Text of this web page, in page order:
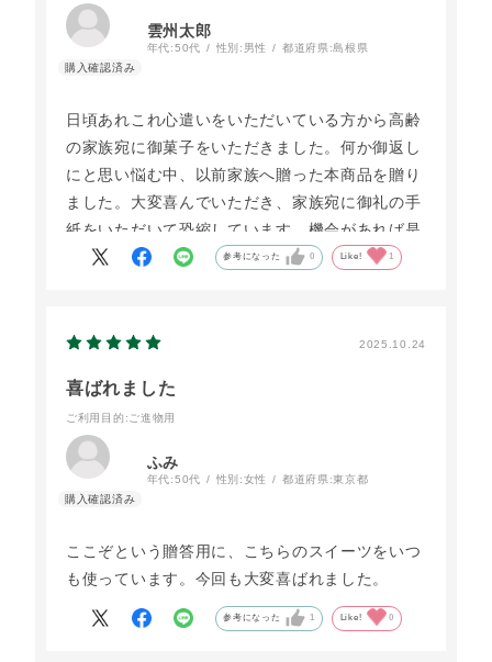
雲州太郎
年代:50代 性別: 男性 都道府県:島根県
日頃あれこれ心遣いをいただいている方から高齢
の家族宛に御菓子をいただきました。何か御返し
にと思い悩む中、以前家族へ贈った本商品を贈り
ました。大変喜んでいただき、家族宛に御礼の手
紙をいただいて恐縮しています。機会があれば是
非また利用したいですね。
参考になった 0 Like! 1
2025.10.24
喜ばれました
ご利用目的 :ご進物用
ふみ
年代:50代 性別:女性 都道府県:東京都
ここぞという贈答用に、こちらのスイーツをいつ
も使っています。今回も大変喜ばれました。
参考になった 1 Like! 0